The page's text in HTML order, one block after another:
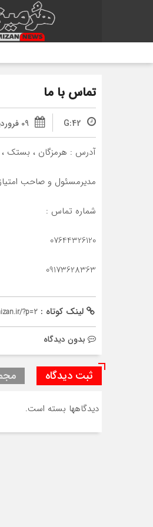
تماس با ما
G:42 09 فروردین 1397
آدرس : هرمزگان ، بستک ،
مدیرمسئول و صاحب
شماره تماس :
07644326120
09173628363
لینک کوتاه : ?p=2
بدون دیدگاه
ثبت دیدگاه
دیدگاهها بسته است.